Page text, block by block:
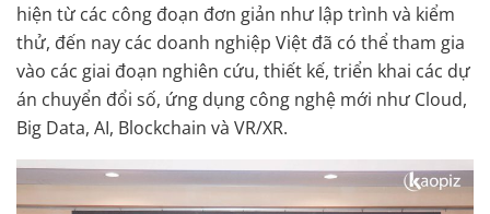
hiện từ các công đoạn đơn giản như lập trình và kiểm
thử, đến nay các doanh nghiệp Việt đã có thể tham gia
vào các giai đoạn nghiên cứu, thiết kế, triển khai các dự
án chuyển đổi số, ứng dụng công nghệ mới như Cloud,
Big Data, AI, Blockchain và VR/XR.